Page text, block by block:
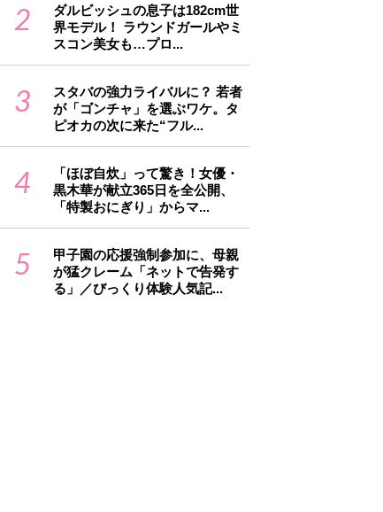
2
ダルビッシュの息子は182cm世
界モデル！ ラウンドガールやミ
スコン美女も…プロ...
3
スタバの強力ライバルに？ 若者
が「ゴンチャ」を選ぶワケ。タ
ピオカの次に来た“フル...
4
「ほぼ自炊」って驚き！女優・
黒木華が献立365日を全公開、
「特製おにぎり」からマ...
5
甲子園の応援強制参加に、母親
が猛クレーム「ネットで告発す
る」／びっくり体験人気記...